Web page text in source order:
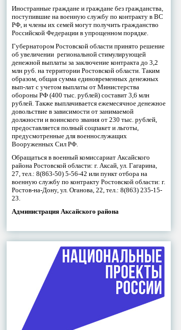
Иностранные граждане и граждане без гражданства,
поступившие на военную службу по контракту в ВС
РФ, и члены их семей могут получить гражданство
Российской Федерации в упрощенном порядке.
Губернатором Ростовской области принято решение
об увеличении региональной стимулирующей
денежной выплаты за заключение контракта до 3,2
млн руб. на территории Ростовской области. Таким
образом, общая сумма единовременных денежных
вып-лат с учетом выплаты от Министерства
обороны РФ (400 тыс. рублей) составит 3,6 млн
рублей. Также выплачивается ежемесячное денежное
довольствие в зависимости от занимаемой
должности и воинского звания от 230 тыс. рублей,
предоставляется полный соцпакет и льготы,
предусмотренные для военнослужащих
Вооруженных Сил РФ.
Обращаться в военный комиссариат Аксайского
района Ростовской области: г. Аксай, ул. Гагарина,
27, тел.: 8(863-50) 5-56-42 или пункт отбора на
военную службу по контракту Ростовской области: г.
Ростов-на-Дону, ул. Оганова, 22, тел.: 8(863) 235-15-
23.
Администрация Аксайского района